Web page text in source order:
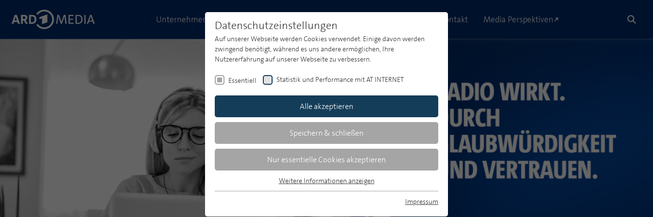
Unternehmen Produktwelt Media & Market Insights Kontakt Media Perspektiven
Datenschutzeinstellungen
Auf unserer Webseite werden Cookies verwendet. Einige davon werden
zwingend benötigt, während es uns andere ermöglichen, Ihre
Nutzererfahrung auf unserer Webseite zu verbessern.
Essentiell Statistik und Performance mit AT INTERNET
Alle akzeptieren
Speichern & schließen
Nur essentielle Cookies akzeptieren
Essentielle Cookies werden für grundlegende Funktionen der Webseite
benötigt. Dadurch ist gewährleistet, dass die Webseite einwandfrei
Weitere Informationen anzeigen
Impressum